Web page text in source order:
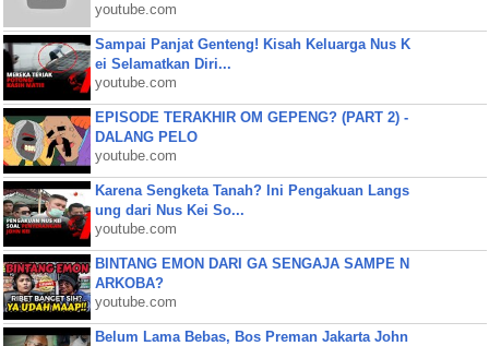
youtube.com
Sampai Panjat Genteng! Kisah Keluarga Nus K
ei Selamatkan Diri...
youtube.com
EPISODE TERAKHIR OM GEPENG? (PART 2) -
DALANG PELO
youtube.com
Karena Sengketa Tanah? Ini Pengakuan Langs
ung dari Nus Kei So...
youtube.com
BINTANG EMON DARI GA SENGAJA SAMPE N
ARKOBA?
youtube.com
Belum Lama Bebas, Bos Preman Jakarta John